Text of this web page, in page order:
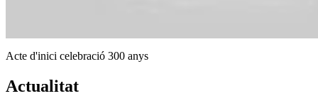
Acte d'inici celebració 300 anys
Actualitat